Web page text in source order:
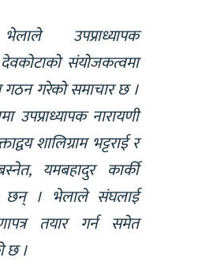
उपप्राध्यापक
देवकोटाको संयोजकत्वमा
गठन गरेको समाचार छ ।
उपप्राध्यापक नारायणी
शालिग्राम भट्टराई र
यमबहादुर कार्की
। भेलाले संघलाई
तयार गर्न समेत
छ ।